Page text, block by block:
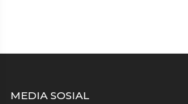
MEDIA SOSIAL